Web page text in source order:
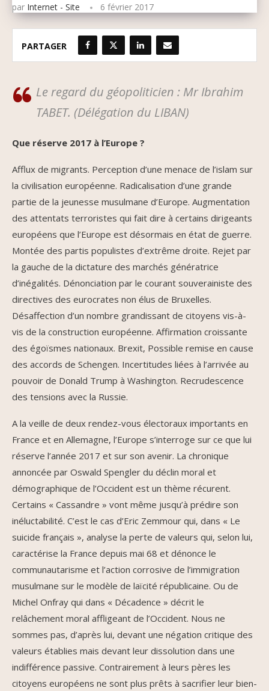
par Internet - Site 6 février 2017
PARTAGER
Le regard du géopoliticien : Mr Ibrahim
TABET. (Délégation du LIBAN)
Que réserve 2017 à l’Europe ?
Afflux de migrants. Perception d’une menace de l’islam sur
la civilisation européenne. Radicalisation d’une grande
partie de la jeunesse musulmane d’Europe. Augmentation
des attentats terroristes qui fait dire à certains dirigeants
européens que l’Europe est désormais en état de guerre.
Montée des partis populistes d’extrême droite. Rejet par
la gauche de la dictature des marchés génératrice
d’inégalités. Dénonciation par le courant souverainiste des
directives des eurocrates non élus de Bruxelles.
Désaffection d’un nombre grandissant de citoyens vis-à-
vis de la construction européenne. Affirmation croissante
des égoïsmes nationaux. Brexit, Possible remise en cause
des accords de Schengen. Incertitudes liées à l’arrivée au
pouvoir de Donald Trump à Washington. Recrudescence
des tensions avec la Russie.
A la veille de deux rendez-vous électoraux importants en
France et en Allemagne, l’Europe s’interroge sur ce que lui
réserve l’année 2017 et sur son avenir. La chronique
annoncée par Oswald Spengler du déclin moral et
démographique de l’Occident est un thème récurent.
Certains « Cassandre » vont même jusqu’à prédire son
inéluctabilité. C’est le cas d’Eric Zemmour qui, dans « Le
suicide français », analyse la perte de valeurs qui, selon lui,
caractérise la France depuis mai 68 et dénonce le
communautarisme et l’action corrosive de l’immigration
musulmane sur le modèle de laïcité républicaine. Ou de
Michel Onfray qui dans « Décadence » décrit le
relâchement moral affligeant de l’Occident. Nous ne
sommes pas, d’après lui, devant une négation critique des
valeurs établies mais devant leur dissolution dans une
indifférence passive. Contrairement à leurs pères les
citoyens européens ne sont plus prêts à sacrifier leur bien-